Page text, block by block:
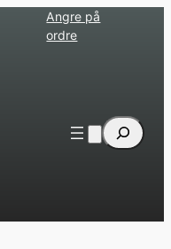
Angre på
ordre
Søk